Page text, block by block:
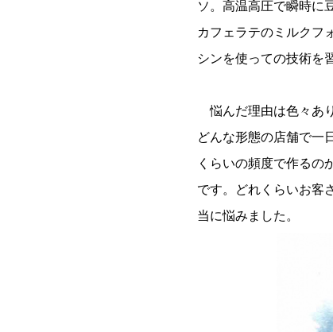
ソ。高温高圧で瞬時に
カフェラテのミルクフ
シンを使っての技術を
悩んだ理由は色々あ
どんな形態の店舗で一
くらいの頻度で作るの
です。どれくらいお客
当に悩みました。